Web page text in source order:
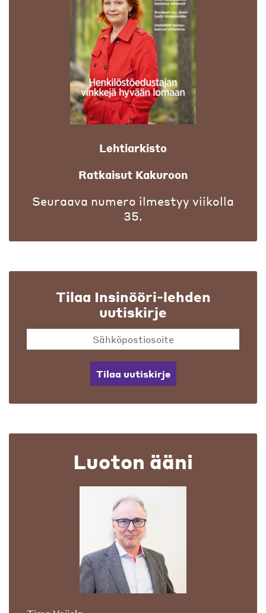
Lehtiarkisto
Ratkaisut Kakuroon
Seuraava numero ilmestyy viikolla
35.
Tilaa Insinööri-lehden
uutiskirje
Tilaa uutiskirje
Luoton ääni